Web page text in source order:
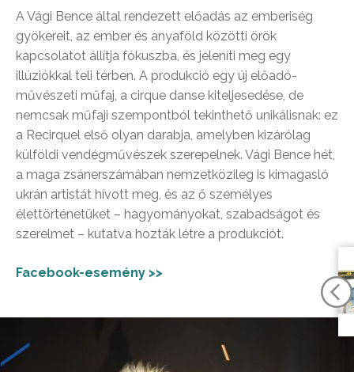
A Vági Bence által rendezett előadás az emberiség
gyökereit, az ember és anyaföld közötti örök
kapcsolatot állítja fókuszba, és jeleníti meg egy
illúziókkal teli térben. A produkció egy új előadó-
művészeti műfaj, a cirque danse kiteljesedése, de
nemcsak műfaji szempontból tekinthető unikálisnak: ez
a Recirquel első olyan darabja, amelyben kizárólag
külföldi vendégművészek szerepelnek. Vági Bence hét,
a maga zsánerszámában nemzetközileg is kimagasló
ukrán artistát hívott meg, és az ő személyes
élettörténetüket – hagyományokat, szabadságot és
szerelmet – kutatva hozták létre a produkciót.
Facebook-esemény >>